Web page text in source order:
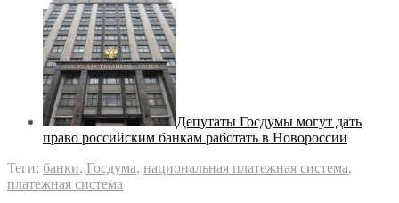
Депутаты Госдумы могут дать
право российским банкам работать в Новороссии
Теги: банки, Госдума, национальная платежная система,
платежная система